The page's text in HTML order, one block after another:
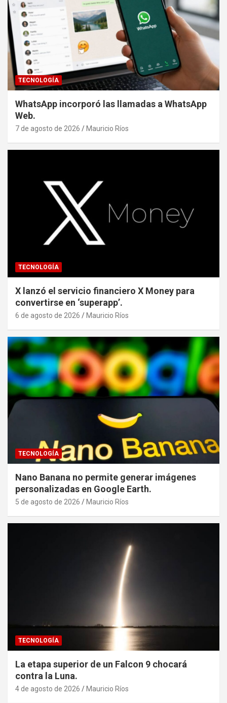
TECNOLOGÍA
WhatsApp incorporó las llamadas a WhatsApp
Web.
7 de agosto de 2026 Mauricio Ríos
TECNOLOGÍA
X lanzó el servicio financiero X Money para
convertirse en ‘superapp’.
6 de agosto de 2026 Mauricio Ríos
TECNOLOGÍA
Nano Banana no permite generar imágenes
personalizadas en Google Earth.
5 de agosto de 2026 Mauricio Ríos
TECNOLOGÍA
La etapa superior de un Falcon 9 chocará
contra la Luna.
4 de agosto de 2026 Mauricio Ríos